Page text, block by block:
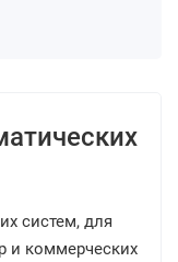
систем, для
и коммерческих